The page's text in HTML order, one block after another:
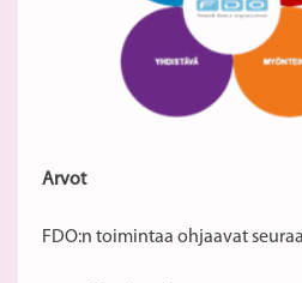
Arvot
FDO:n toimintaa ohjaavat